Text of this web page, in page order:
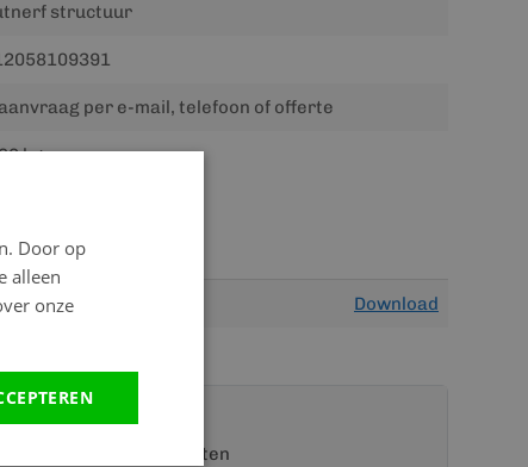
structuur
per e-mail, telefoon of offerte
kg
Download
een van onze specialisten
Door op
alleen
onze